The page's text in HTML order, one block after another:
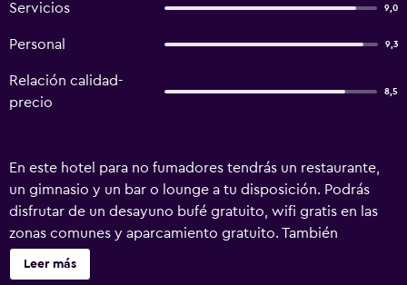
Servicios 9,0
Personal 9,3
Relación calidad-
precio
8,5
En este hotel para no fumadores tendrás un restaurante,
un gimnasio y un bar o lounge a tu disposición. Podrás
disfrutar de un desayuno bufé gratuito, wifi gratis en las
zonas comunes y aparcamiento gratuito. También
encontrarás un bar junto a la piscina, un bar-cafetería y
una cafetería. The House Boutique Suites ofrece 95
Leer más